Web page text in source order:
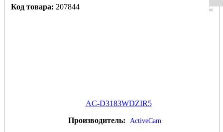
Код товара: 207844 (0)
AC-D3183WDZIR5
Производитель:
ActiveCam